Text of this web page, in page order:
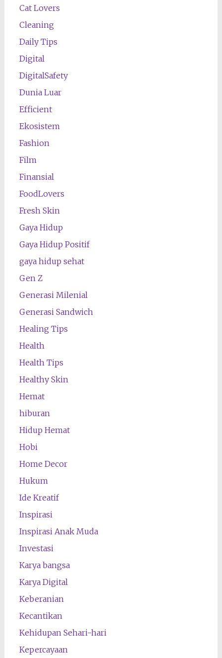
Cat Lovers
Cleaning
Daily Tips
Digital
DigitalSafety
Dunia Luar
Efficient
Ekosistem
Fashion
Film
Finansial
FoodLovers
Fresh Skin
Gaya Hidup
Gaya Hidup Positif
gaya hidup sehat
Gen Z
Generasi Milenial
Generasi Sandwich
Healing Tips
Health
Health Tips
Healthy Skin
Hemat
hiburan
Hidup Hemat
Hobi
Home Decor
Hukum
Ide Kreatif
Inspirasi
Inspirasi Anak Muda
Investasi
Karya bangsa
Karya Digital
Keberanian
Kecantikan
Kehidupan Sehari-hari
Kepercayaan